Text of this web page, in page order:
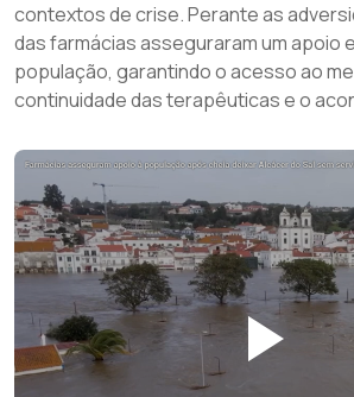
contextos de crise. Perante as
das farmácias asseguraram um apoio
população, garantindo o acesso ao
continuidade das terapêuticas e o